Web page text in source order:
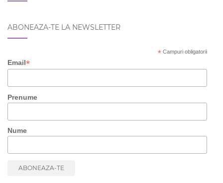
ABONEAZA-TE LA NEWSLETTER
* Campuri obligatorii
Email*
Prenume
Nume